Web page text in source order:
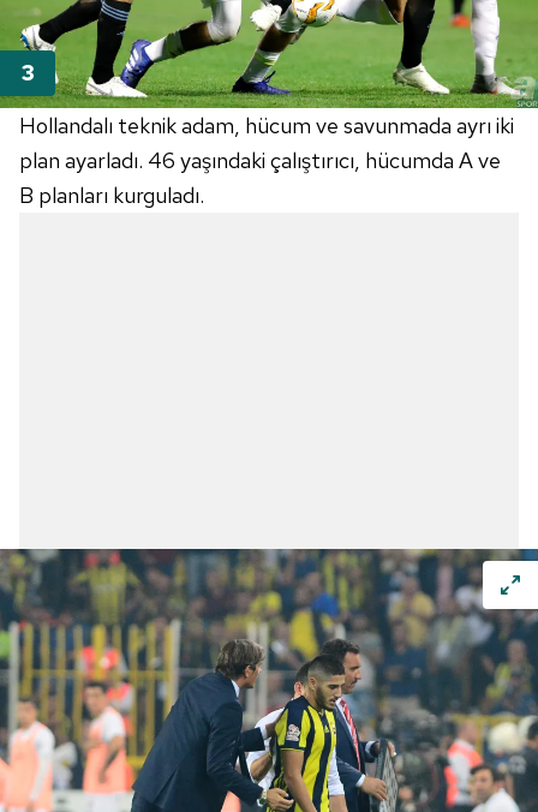
Hollandalı teknik adam, hücum ve savunmada ayrı iki
plan ayarladı. 46 yaşındaki çalıştırıcı, hücumda A ve
B planları kurguladı.